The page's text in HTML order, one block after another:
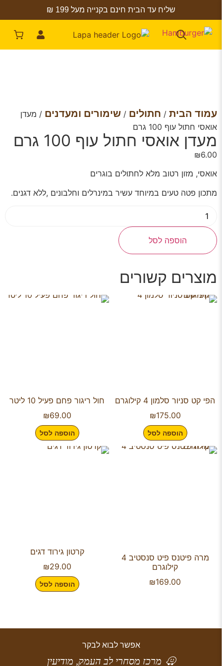
שליח עד הבית חינם בקנייה מעל 199 ₪
עמוד הבית / חתולים / שימורים ומעדנים / מעדן
אואסי חתול עוף 100 גרם
מעדן אואסי חתול עוף 100 גרם
₪6.00
אואסי, מזון רטוב מלא לחתולים בוגרים
מתכון פטה טעים במיוחד עשיר במינרלים וחלבונים ,ללא דגנים.
הוספה לסל
מוצרים קשורים
הפי קט סניור סלמון 4 קילוגרם
₪175.00
הוספה לסל
חול ריגור פחם פעיל 10 ליטר
₪69.00
הוספה לסל
מרה פיטנס פיט סנסטיב 4
קילוגרם
₪169.00
קרטון גירוד דגים
₪29.00
הוספה לסל
אפשר לבוא לבקר
מרכז מסחרי לב העמק, מודיעין